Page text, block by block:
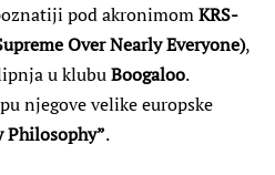
pod akronimomKRS-
Over Nearly Everyone),
u klubuBoogaloo.
njegove velike europske
Philosophy”.